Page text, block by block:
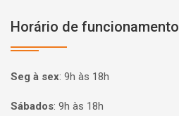
Horário de funcionamento
Seg à sex: 9h às 18h
Sábados: 9h às 18h